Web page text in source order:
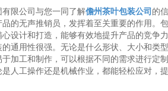
限公司与您一同了解儋州茶叶包装公司 的
的无声推销员，发挥着至关重要的作用。
设计和打造，能够有效地提升产品的竞争
通用性很强。无论是什么形状、大小和类
加工和制作，可以根据不同的需求进行定
人工操作还是机械作业，都能轻松应对，提